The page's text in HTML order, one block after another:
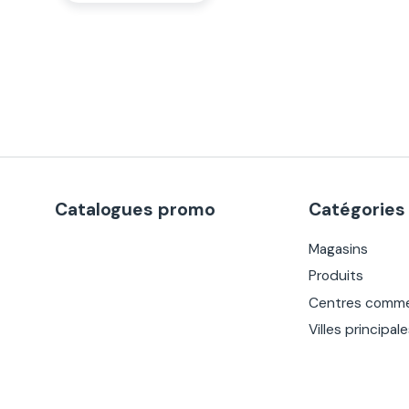
Catalogues promo Catégories
Magasins
Produits
Centres
Villes